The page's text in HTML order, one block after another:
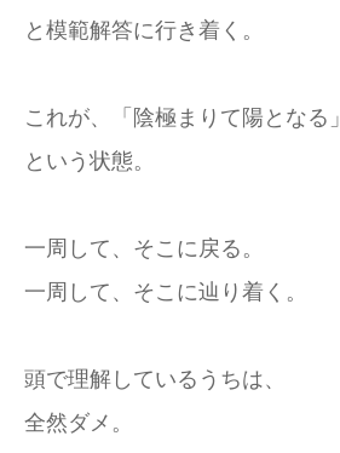
と模範解答に行き着く。
これが、「陰極まりて陽となる」
という状態。
一周して、そこに戻る。
一周して、そこに辿り着く。
頭で理解しているうちは、
全然ダメ。